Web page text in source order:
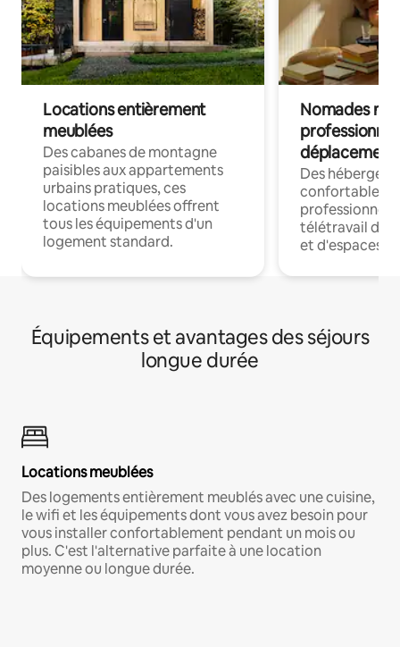
Locations entièrement
meublées
Des cabanes de montagne
paisibles aux appartements
urbains pratiques, ces
locations meublées offrent
tous les équipements d'un
logement standard.
Nomades
déplacement
Des
confortables
professionnels
télétravail
et d'espaces
Équipements et avantages des séjours
longue durée
Locations meublées
Des logements entièrement meublés avec une cuisine,
le wifi et les équipements dont vous avez besoin pour
vous installer confortablement pendant un mois ou
plus. C'est l'alternative parfaite à une location
moyenne ou longue durée.